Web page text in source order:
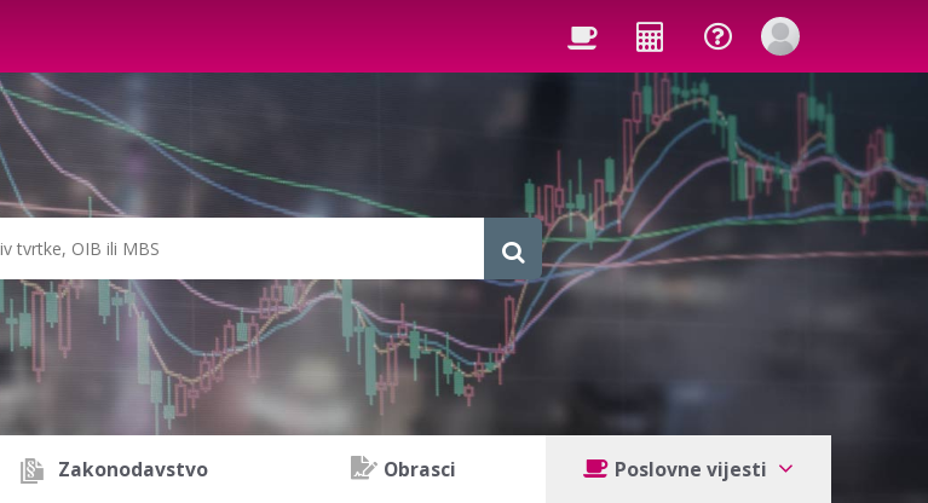
Zakonodavstvo Obrasci Poslovne vijesti